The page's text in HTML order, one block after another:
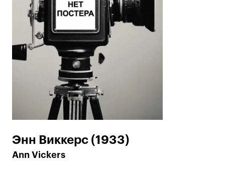
Энн Виккерс (1933)
Ann Vickers